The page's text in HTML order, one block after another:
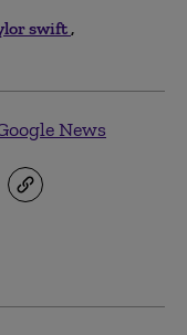
swift
News